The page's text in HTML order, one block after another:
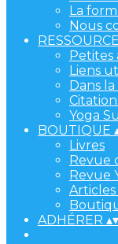
La
Nous
Petites
Liens
Dans
Yoga
BOUTIQUE
Livres
Revue
Revue
ADHÉRER ▴▾